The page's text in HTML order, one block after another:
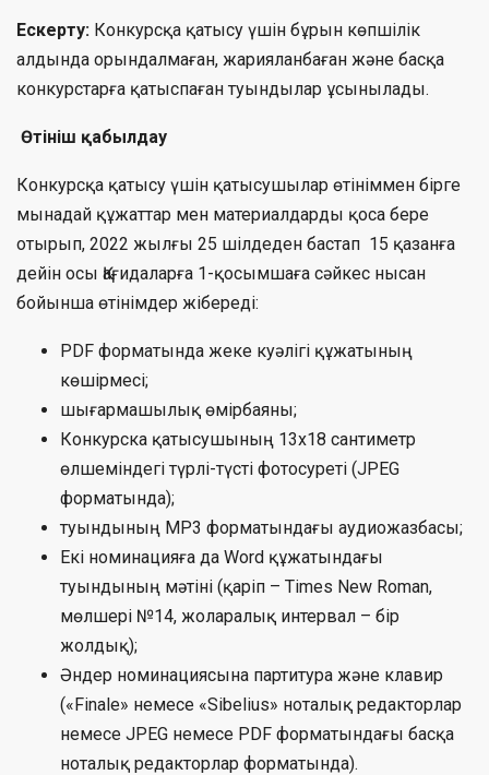
Ескерту: Конкурсқа қатысу үшін бұрын көпшілік
алдында орындалмаған, жарияланбаған және басқа
конкурстарға қатыспаған туындылар ұсынылады.
Өтініш қабылдау
Конкурсқа қатысу үшін қатысушылар өтініммен бірге
мынадай құжаттар мен материалдарды қоса бере
отырып, 2022 жылғы 25 шілдеден бастап 15 қазанға
дейін осы Қағидаларға 1-қосымшаға сәйкес нысан
бойынша өтінімдер жібереді:
PDF форматында жеке куәлігі құжатының
көшірмесі;
шығармашылық өмірбаяны;
Конкурска қатысушының 13х18 сантиметр
өлшеміндегі түрлі-түсті фотосуреті (JPEG
форматында);
туындының МР3 форматындағы аудиожазбасы;
Екі номинацияға да Word құжатындағы
туындының мәтіні (қаріп – Times New Roman,
мөлшері №14, жоларалық интервал – бір
жолдық);
Әндер номинациясына партитура және клавир
(«Finale» немесе «Sibelius» ноталық редакторлар
немесе JPEG немесе PDF форматындағы басқа
ноталық редакторлар форматында).